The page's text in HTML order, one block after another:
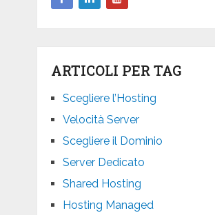
ARTICOLI PER TAG
Scegliere l’Hosting
Velocità Server
Scegliere il Dominio
Server Dedicato
Shared Hosting
Hosting Managed